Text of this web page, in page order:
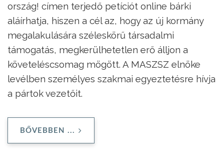
ország! címen terjedő petíciót online bárki
aláírhatja, hiszen a cél az, hogy az új kormány
megalakulására széleskörű társadalmi
támogatás, megkerülhetetlen erő álljon a
követeléscsomag mögött. A MASZSZ elnöke
levélben személyes szakmai egyeztetésre hívja
a pártok vezetőit.
BŐVEBBEN ...